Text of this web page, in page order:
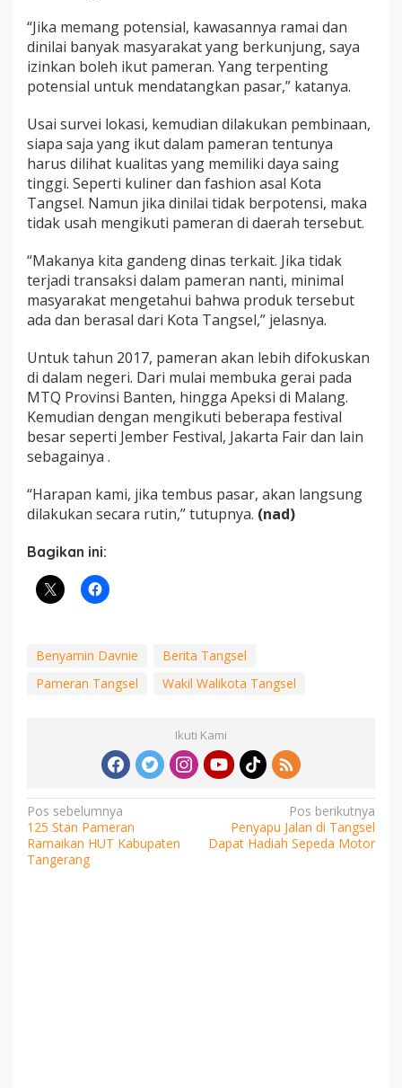
“Jika memang potensial, kawasannya ramai dan
dinilai banyak masyarakat yang berkunjung, saya
izinkan boleh ikut pameran. Yang terpenting
potensial untuk mendatangkan pasar,” katanya.
Usai survei lokasi, kemudian dilakukan pembinaan,
siapa saja yang ikut dalam pameran tentunya
harus dilihat kualitas yang memiliki daya saing
tinggi. Seperti kuliner dan fashion asal Kota
Tangsel. Namun jika dinilai tidak berpotensi, maka
tidak usah mengikuti pameran di daerah tersebut.
“Makanya kita gandeng dinas terkait. Jika tidak
terjadi transaksi dalam pameran nanti, minimal
masyarakat mengetahui bahwa produk tersebut
ada dan berasal dari Kota Tangsel,” jelasnya.
Untuk tahun 2017, pameran akan lebih difokuskan
di dalam negeri. Dari mulai membuka gerai pada
MTQ Provinsi Banten, hingga Apeksi di Malang.
Kemudian dengan mengikuti beberapa festival
besar seperti Jember Festival, Jakarta Fair dan lain
sebagainya .
“Harapan kami, jika tembus pasar, akan langsung
dilakukan secara rutin,” tutupnya. (nad)
Bagikan ini:
Benyamin Davnie
Berita Tangsel
Pameran Tangsel
Wakil Walikota Tangsel
Ikuti Kami
Navigasi
pos
Pos sebelumnya
125 Stan Pameran
Ramaikan HUT Kabupaten
Tangerang
Pos berikutnya
Penyapu Jalan di Tangsel
Dapat Hadiah Sepeda Motor